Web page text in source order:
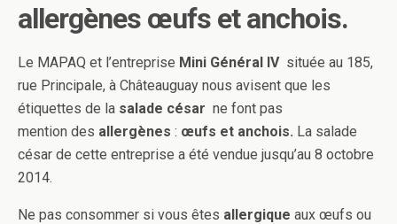
allergènes œufs et anchois.
Le MAPAQ et l’entreprise Mini Général IV située au 185,
rue Principale, à Châteauguay nous avisent que les
étiquettes de la salade césar ne font pas
mention des allergènes : œufs et anchois. La salade
césar de cette entreprise a été vendue jusqu’au 8 octobre
2014.
Ne pas consommer si vous êtes allergique aux œufs ou